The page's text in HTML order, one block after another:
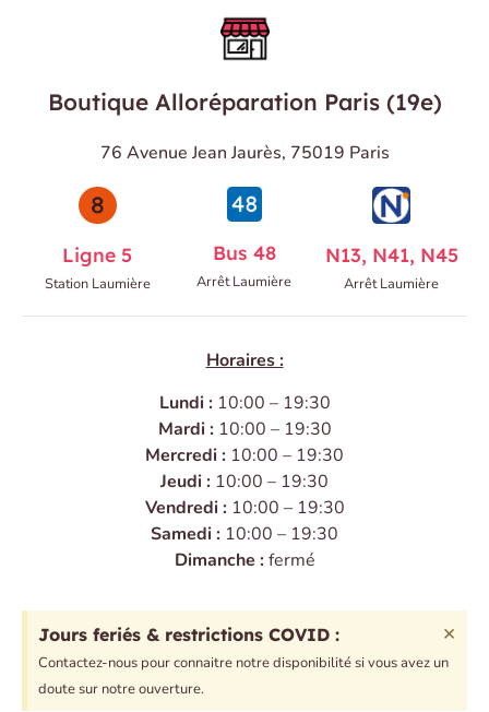
Boutique Alloréparation Paris (19e)
76 Avenue Jean Jaurès, 75019 Paris
Ligne 5
Station Laumière
Bus 48
Arrêt Laumière
N13, N41, N45
Arrêt Laumière
Horaires :
Lundi :10:00 – 19:30
Mardi :10:00 – 19:30
Mercredi : 10:00 – 19:30
Jeudi : 10:00 – 19:30
Vendredi :10:00 – 19:30
Samedi : 10:00 – 19:30
Dimanche :fermé
Jours feriés & restrictions COVID :
Contactez-nous pour connaitre notre disponibilité si vous avez un
doute sur notre ouverture.
×